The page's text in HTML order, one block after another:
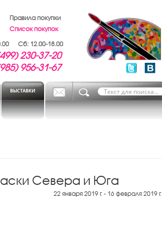
Правила покупки
Список покупок
Сб: 12.00-18.00
230-37-20
956-31-67
ВЫСТАВКИ
Севера и Юга
22 января 2019 г. - 16 февраля 2019 г.